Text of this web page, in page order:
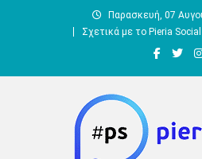
Παρασκευή, 07
Σχετικά με το Pieria Social